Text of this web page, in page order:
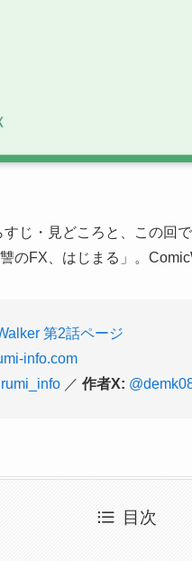
じ・見どころと、この回
のFX、はじまる」。
第2話ページ
info.com
／ 作者X:
目次